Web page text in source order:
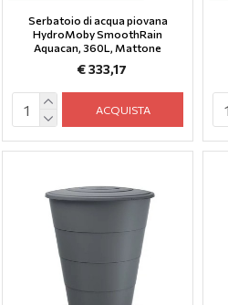
Serbatoio di acqua piovana
HydroMoby SmoothRain
Aquacan, 360L, Mattone
€ 333,17
ACQUISTA